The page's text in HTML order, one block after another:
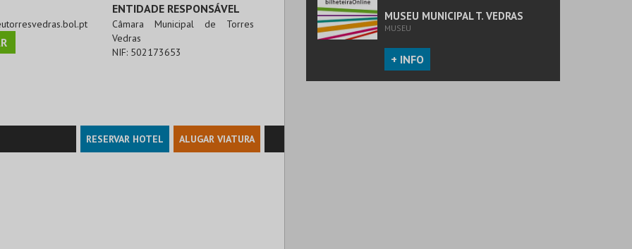
ENTIDADE RESPONSÁVEL
Câmara Municipal de Torres
Vedras
NIF: 502173653
RESERVAR HOTEL ALUGAR VIATURA
MUSEU MUNICIPAL T. VEDRAS
MUSEU
+ INFO